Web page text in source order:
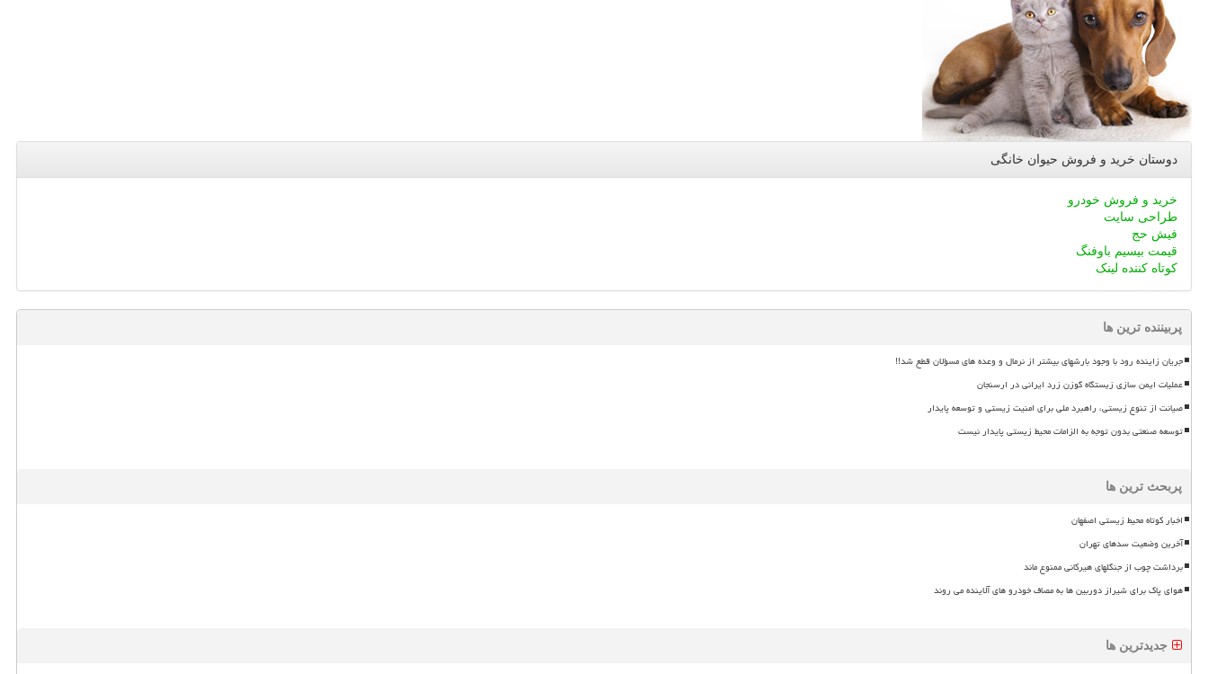
دوستان خرید و فروش حیوان خانگی
خرید و فروش خودرو
طراحی سایت
فیش حج
قیمت بیسیم باوفنگ
کوتاه کننده لینک
پربیننده ترین ها
جریان زاینده رود با وجود بارشهای بیشتر از نرمال و وعده های مسؤلان قطع شد!!
عملیات ایمن سازی زیستگاه گوزن زرد ایرانی در ارسنجان
صیانت از تنوع زیستی، راهبرد ملی برای امنیت زیستی و توسعه پایدار
توسعه صنعتی بدون توجه به الزامات محیط زیستی پایدار نیست
پربحث ترین ها
اخبار کوتاه محیط زیستی اصفهان
آخرین وضعیت سدهای تهران
برداشت چوب از جنگلهای هیرکانی ممنوع ماند
هوای پاک برای شیراز دوربین ها به مصاف خودرو های آلاینده می روند
جدیدترین ها